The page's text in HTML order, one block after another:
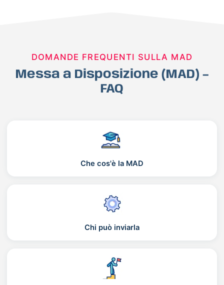
DOMANDE FREQUENTI SULLA MAD
Messa a Disposizione (MAD) –
FAQ
Che cos'è la MAD
Chi può inviarla